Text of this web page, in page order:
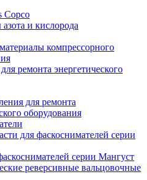
Copco
и кислорода
компрессорного
ремонта энергетического
для ремонта
оборудования
для фаскоснимателей серии
серии Мангуст
реверсивные вальцовочные